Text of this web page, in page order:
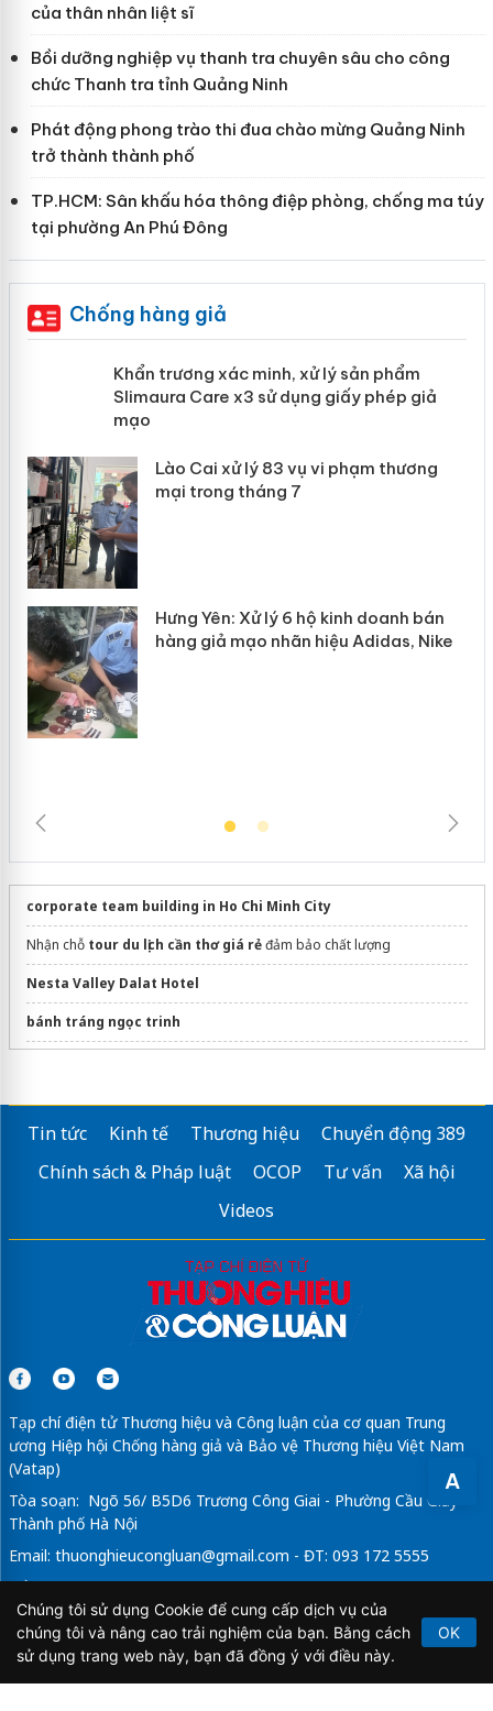
A
của thân nhân liệt sĩ
Bồi dưỡng nghiệp vụ thanh tra chuyên sâu cho công
chức Thanh tra tỉnh Quảng Ninh
Phát động phong trào thi đua chào mừng Quảng Ninh
trở thành thành phố
TP.HCM: Sân khấu hóa thông điệp phòng, chống ma túy
tại phường An Phú Đông
Chống hàng giả
Khẩn trương xác minh, xử lý sản phẩm
Slimaura Care x3 sử dụng giấy phép
corporate team building in Ho Chi Minh City
Nhận chỗ tour du lịch cần thơ giá rẻđảm bảo chất lượng
Nesta Valley Dalat Hotel
bánh tráng ngọc trinh
cuchitour.vn
VietKolorsmekong delta day tour
Hấp Dẫn
dán phim cách nhiệt ô tô
Tin tức Kinh tế Thương hiệu
Chuyển động 389
Chính sách & Pháp luật
OCOP Tư vấn
Xã hội
Videos
Tạp chí điện tử Thương hiệu và Công luận của cơ quan Trung
ương Hiệp hội Chống hàng giả và Bảo vệ Thương hiệu Việt Nam
(Vatap)
Tòa soạn: Ngõ 56/ B5D6 Trương Công Giai - Phường Cầu Giấy -
Thành phố Hà Nội
Email: thuonghieucongluan@gmail.com - ĐT: 093 172 5555
Tổng Biên Tập: Vũ Đức Thuận
Giấy phép hoạt động báo chí điện tử số 64/GP-BTTTT do Bộ
Thông tin và Truyền thông cấp ngày 21/2/2020.
Chúng tôi sử dụng Cookie để cung cấp dịch vụ của
chúng tôi và nâng cao trải nghiệm của bạn. Bằng cách
sử dụng trang web này, bạn đã đồng ý với điều này.
OK